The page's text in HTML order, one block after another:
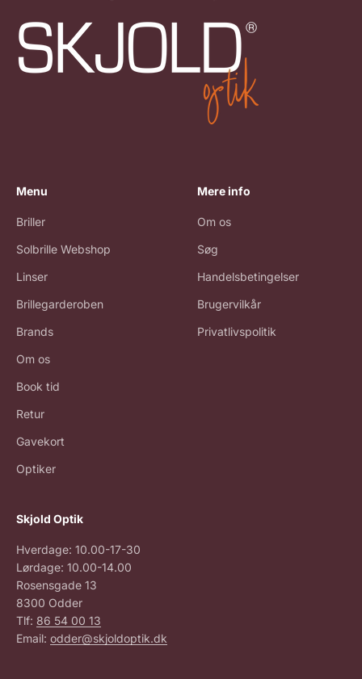
Menu
Briller
Solbrille Webshop
Linser
Brillegarderoben
Brands
Om os
Book tid
Retur
Gavekort
Optiker
Mere info
Om os
Søg
Handelsbetingelser
Brugervilkår
Privatlivspolitik
Skjold Optik
Hverdage: 10.00-17-30
Lørdage: 10.00-14.00
Rosensgade 13
8300 Odder
Tlf: 86 54 00 13
Email: odder@skjoldoptik.dk